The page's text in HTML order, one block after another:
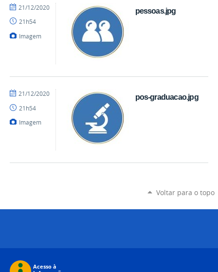
pessoas.jpg
por
publicado
21/12/2020
21h54
Imagem
pos-graduacao.jpg
por
publicado
21/12/2020
21h54
Imagem
Voltar para o topo